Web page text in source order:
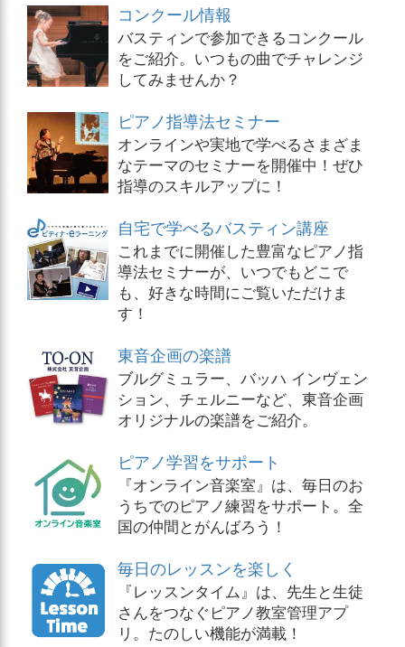
コンクール情報
バスティンで参加できるコンクール
をご紹介。いつもの曲でチャレンジ
してみませんか？
ピアノ指導法セミナー
オンラインや実地で学べるさまざま
なテーマのセミナーを開催中！ぜひ
指導のスキルアップに！
自宅で学べるバスティン講座
これまでに開催した豊富なピアノ指
導法セミナーが、いつでもどこで
も、好きな時間にご覧いただけま
す！
東音企画の楽譜
ブルグミュラー、バッハ インヴェン
ション、チェルニーなど、東音企画
オリジナルの楽譜をご紹介。
ピアノ学習をサポート
『オンライン音楽室』は、毎日のお
うちでのピアノ練習をサポート。全
国の仲間とがんばろう！
毎日のレッスンを楽しく
『レッスンタイム』は、先生と生徒
さんをつなぐピアノ教室管理アプ
リ。たのしい機能が満載！